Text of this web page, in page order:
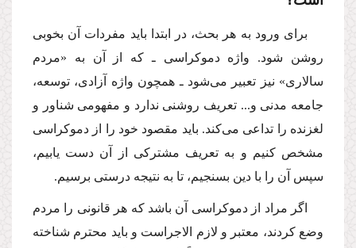
براى ورود به هر بحث، در ابتدا باید مفردات آن بخوبى
روشن شود. واژه دموكراسى ـ كه از آن به «مردم
سالارى» نیز تعبیر مى‌شود ـ همچون واژه آزادى، توسعه،
جامعه مدنى و... تعریف روشنى ندارد و مفهومى شناور و
لغزنده را تداعى مى‌كند. باید مقصود خود را از دموكراسى
مشخص كنیم و به تعریف مشتركى از آن دست یابیم،
سپس آن را با دین بسنجیم، تا به نتیجه درستى برسیم.
اگر مراد از دموكراسى آن باشد كه هر قانونى را مردم
وضع كردند، معتبر و لازم الاجراست و باید محترم شناخته